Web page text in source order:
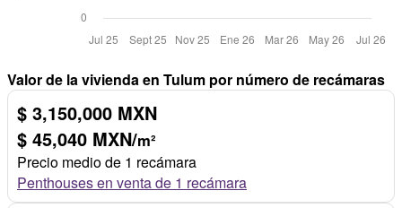
Valor de la vivienda en Tulum por número de recámaras
$ 3,150,000 MXN
$ 45,040 MXN/m²
Precio medio de 1 recámara
Penthouses en venta de 1 recámara